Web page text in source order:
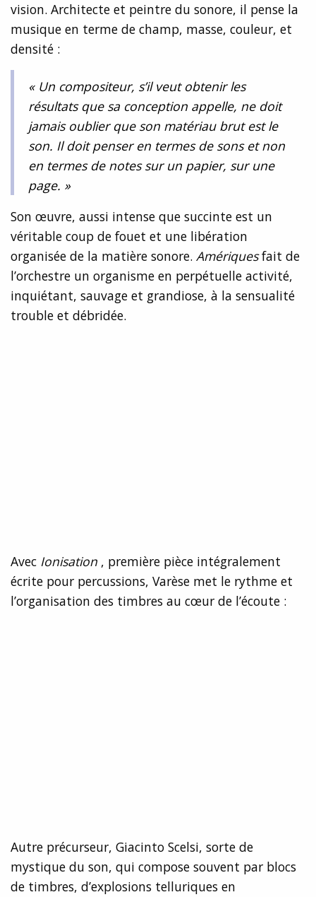
vision. Architecte et peintre du sonore, il pense la
musique en terme de champ, masse, couleur, et
densité :
« Un compositeur, s’il veut obtenir les
résultats que sa conception appelle, ne doit
jamais oublier que son matériau brut est le
son. Il doit penser en termes de sons et non
en termes de notes sur un papier, sur une
page. »
Son œuvre, aussi intense que succinte est un
véritable coup de fouet et une libération
organisée de la matière sonore. Amériquesfait de
l’orchestre un organisme en perpétuelle activité,
inquiétant, sauvage et grandiose, à la sensualité
trouble et débridée.
Avec Ionisation , première pièce intégralement
écrite pour percussions, Varèse met le rythme et
l’organisation des timbres au cœur de l’écoute :
Autre précurseur, Giacinto Scelsi, sorte de
mystique du son, qui compose souvent par blocs
de timbres, d’explosions telluriques en